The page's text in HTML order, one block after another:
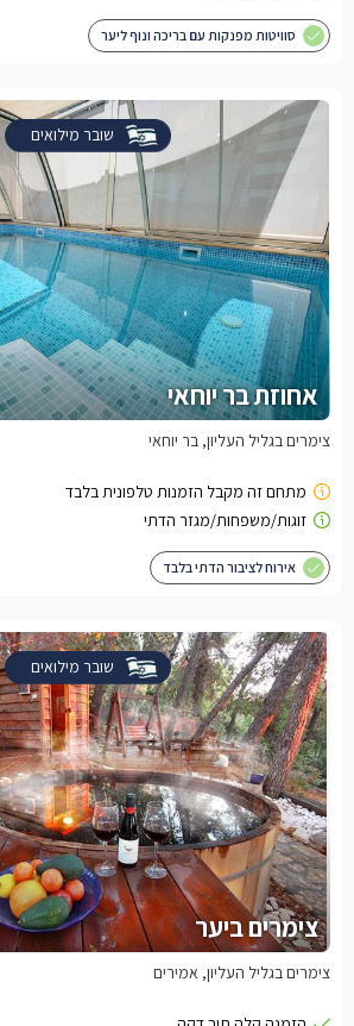
סוויטות מפנקות עם בריכה ונוף ליער
שובר מילואים
אחוזת בר יוחאי
צימרים בגליל העליון, בר יוחאי
אירוח לציבור הדתי בלבד
שובר מילואים
צימרים ביער
צימרים בגליל העליון, אמירים